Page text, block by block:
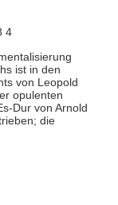
4
ist in den
von Leopold
opulenten
Dur von Arnold
die